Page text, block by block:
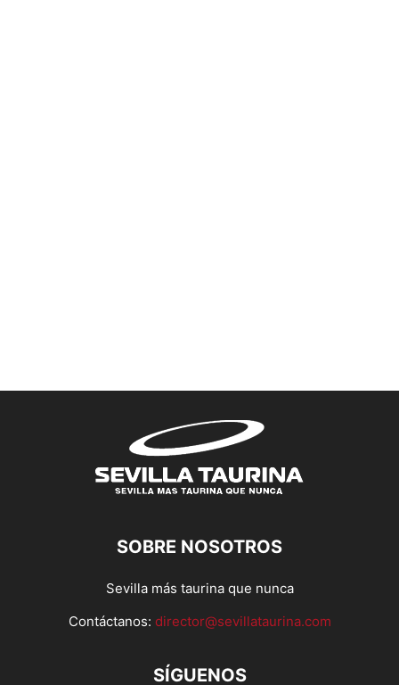
SOBRE NOSOTROS
Sevilla más taurina que nunca
Contáctanos: director@sevillataurina.com
SÍGUENOS